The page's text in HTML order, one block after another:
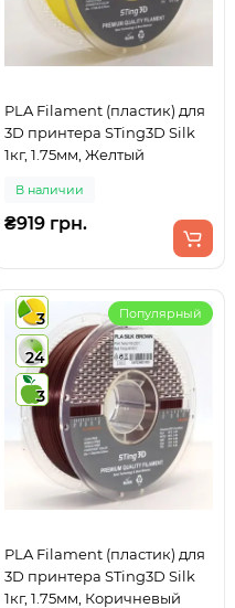
PLA Filament (пластик) для
3D принтера STing3D Silk
1кг, 1.75мм, Желтый
В наличии
₴919 грн.
3
24
3
Популярный
PLA Filament (пластик) для
3D принтера STing3D Silk
1кг, 1.75мм, Коричневый